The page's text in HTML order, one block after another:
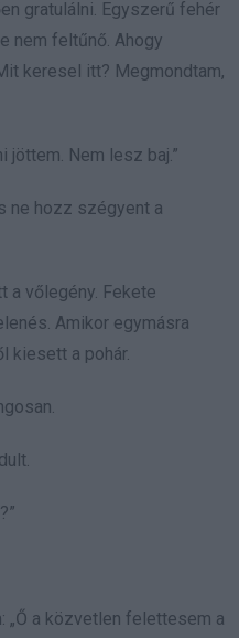
gratulálni. Egyszerű fehér
nem feltűnő. Ahogy
keresel itt? Megmondtam,
jöttem. Nem lesz baj.”
ne hozz szégyent a
a vőlegény. Fekete
Amikor egymásra
kiesett a pohár.
„Ő a közvetlen felettesem a